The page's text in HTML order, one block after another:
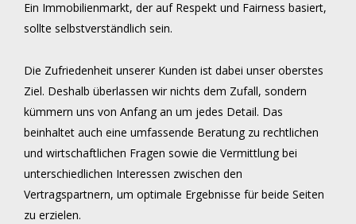
Ein Immobilienmarkt, der auf Respekt und Fairness basiert,
sollte selbstverständlich sein.
Die Zufriedenheit unserer Kunden ist dabei unser oberstes
Ziel. Deshalb überlassen wir nichts dem Zufall, sondern
kümmern uns von Anfang an um jedes Detail. Das
beinhaltet auch eine umfassende Beratung zu rechtlichen
und wirtschaftlichen Fragen sowie die Vermittlung bei
unterschiedlichen Interessen zwischen den
Vertragspartnern, um optimale Ergebnisse für beide Seiten
zu erzielen.